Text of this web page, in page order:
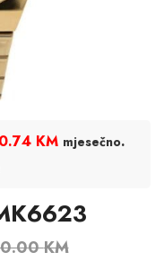
KM mjesečno.
KM